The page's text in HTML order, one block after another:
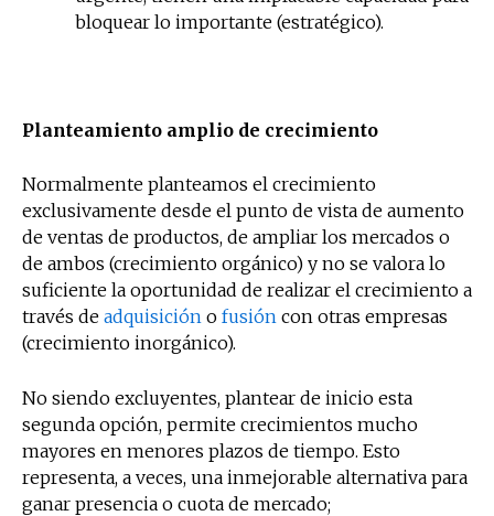
bloquear lo importante (estratégico).
Planteamiento amplio de crecimiento
Normalmente planteamos el crecimiento
exclusivamente desde el punto de vista de aumento
de ventas de productos, de ampliar los mercados o
de ambos (crecimiento orgánico) y no se valora lo
suficiente la oportunidad de realizar el crecimiento a
través de adquisición o fusión con otras empresas
(crecimiento inorgánico).
No siendo excluyentes, plantear de inicio esta
segunda opción, permite crecimientos mucho
mayores en menores plazos de tiempo. Esto
representa, a veces, una inmejorable alternativa para
ganar presencia o cuota de mercado;